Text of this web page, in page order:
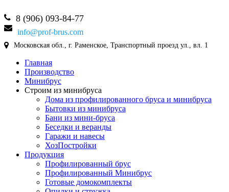
8 (906) 093-84-77
info@prof-brus.com
Московская обл., г. Раменское, Транспортный проезд ул., вл. 1
Главная
Производство
Минибрус
Строим из минибруса
Дома из профилированного бруса и минибруса
Бытовки из минибруса
Бани из мини-бруса
Беседки и веранды
Гаражи и навесы
ХозПостройки
Продукция
Профилированный брус
Профилированный Минибрус
Готовые домокомплекты